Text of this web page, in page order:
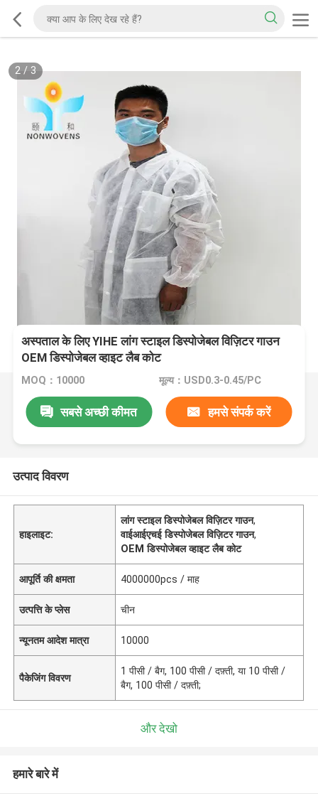
2/ 3
अस्पताल के लिए YIHE लांग स्टाइल डिस्पोजेबल विज़िटर गाउन
OEM डिस्पोजेबल व्हाइट लैब कोट
MOQ：10000 मूल्य：USD0.3-0.45/PC
सबसे अच्छी कीमत हमसे संपर्क करें
उत्पाद विवरण
हाइलाइट:
लांग स्टाइल डिस्पोजेबल विज़िटर गाउन,
वाईआईएचई डिस्पोजेबल विज़िटर गाउन,
OEM डिस्पोजेबल व्हाइट लैब कोट
आपूर्ति की क्षमता 4000000pcs / माह
उत्पत्ति के प्लेस चीन
न्यूनतम आदेश मात्रा 10000
पैकेजिंग विवरण
1 पीसी / बैग, 100 पीसी / दफ़्ती, या 10 पीसी /
बैग, 100 पीसी / दफ़्ती;
और देखो
हमारे बारे में